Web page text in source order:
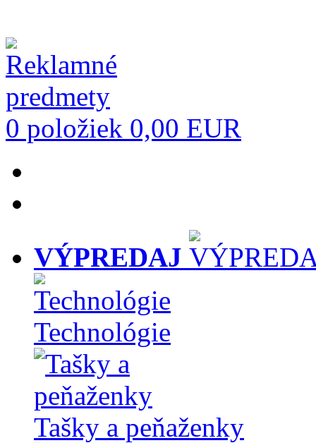
0 položiek 0,00 EUR
VÝPREDAJ
Technológie
Tašky a peňaženky